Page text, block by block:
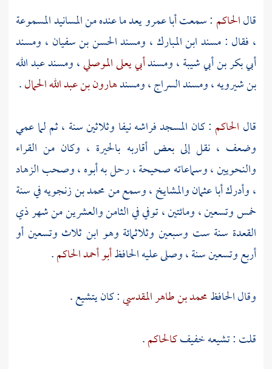
قالالحاكم : سمعتأبا عمرويعد ما عنده من المسانيد المسموعة
، فقال : مسندابن المبارك ، ومسندالحسن بن سفيان ، ومسند
أبي بكر بن أبي شيبة، ومسندأبي يعلى الموصلي، ومسندعبد الله
بن شيرويه، ومسندالسراج، ومسندهارون بن عبد الله الحمال.
قال الحاكم : كان المسجد فراشه نيفا وثلاثين سنة ، ثم لما عمي
وضعف ، نقل إلى بعض أقاربه بالحيرة ، وكان من القراء
والنحويين ، وسماعاته صحيحة ، رحل به أبوه ، وصحب الزهاد
، وأدركأبا عثمانوالمشايخ ، وسمع منمحمد بن زنجويهفي سنة
خمس وتسعين ، ومائتين ، توفي في الثامن والعشرين من شهر ذي
القعدة سنة ست وسبعين وثلاثمائة وهو ابن ثلاث وتسعين أو
أربع وتسعين سنة ، وصلى عليه الحافظأبو أحمد الحاكم.
وقال الحافظمحمد بن طاهر المقدسي: كان يتشيع .
قلت : تشيعه خفيفكالحاكم.